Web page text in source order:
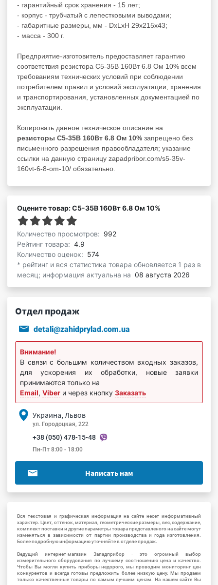
- гарантийный срок хранения - 15 лет;
- корпус - трубчатый с лепестковыми выводами;
- габаритные размеры, мм - DxLxH 29x215x43;
- масса - 300 г.
Предприятие-изготовитель предоставляет гарантию
соответствия резистора С5-35В 160Вт 6.8 Ом 10% всем
требованиям технических условий при соблюдении
потребителем правил и условий эксплуатации, хранения
и транспортирования, установленных документацией по
эксплуатации.
Копировать данное техническое описание на
резисторы С5-35В 160Вт 6.8 Ом 10% запрещено без
письменного разрешения правообладателя; указание
ссылки на данную страницу zapadpribor.com/s5-35v-
160vt-6-8-om-10/ обязательно.
Оцените товар: С5-35В 160Вт 6.8 Ом 10%
Количество просмотров: 992
Рейтинг товара: 4.9
Количество оценок: 574
* рейтинг и вся статистика товара обновляется 1 раз в
месяц; информация актуальна на 08 августа 2026
Отдел продаж
detali@zahidprylad.com.ua
Внимание!
В связи с большим количеством входных заказов,
для ускорения их обработки, новые заявки
принимаются только на
Email, Viber и через кнопку Заказать
Украина, Львов
ул. Городоцкая, 222
+38 (050) 478-15-48
Пн-Пт 8:00 - 18:00
Написать нам
Вся текстовая и графическая информация на сайте несет информативный
характер. Цвет, оттенок, материал, геометрические размеры, вес, содержание,
комплект поставки и другие параметры товара представленого на сайте могут
изменяться в зависимости от партии производства и года изготовления.
Более подробную информацию уточняйте в отделе продаж.
Ведущий интернет-магазин Западприбор - это огромный выбор
измерительного оборудования по лучшему соотношению цена и качество.
Чтобы Вы могли купить приборы недорого, мы проводим мониторинг цен
конкурентов и всегда готовы предложить более низкую цену. Мы продаем
только качественные товары по самым лучшим ценам. На нашем сайте Вы